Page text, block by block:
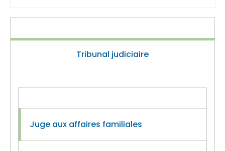
Tribunal judiciaire
Juge aux affaires familiales